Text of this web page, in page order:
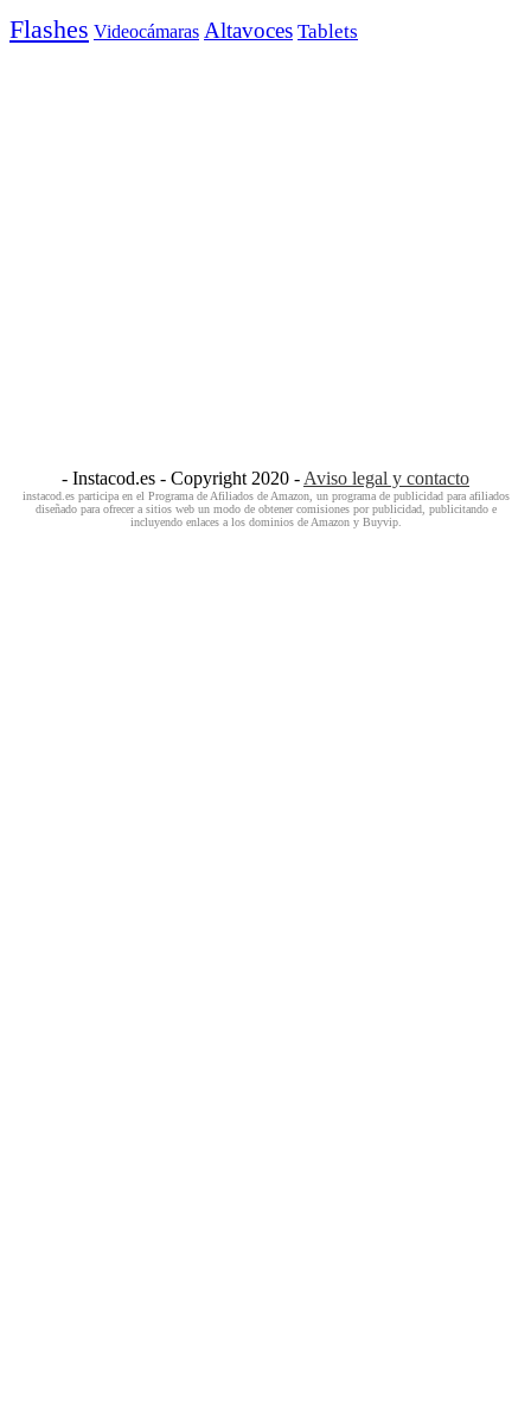
Flashes Videocámaras Altavoces Tablets
- Instacod.es - Copyright 2020 - Aviso legal y contacto
instacod.es participa en el Programa de Afiliados de Amazon, un programa de publicidad para afiliados
diseñado para ofrecer a sitios web un modo de obtener comisiones por publicidad, publicitando e
incluyendo enlaces a los dominios de Amazon y Buyvip.